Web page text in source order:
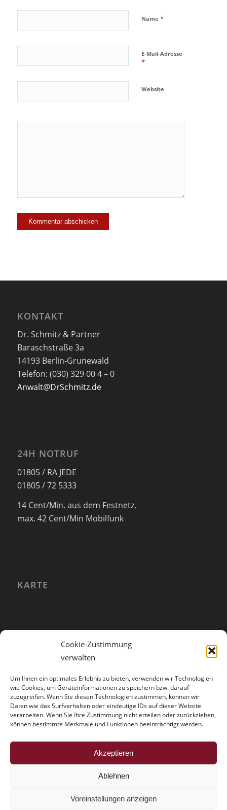
Cookie-Zustimmung
verwalten
Um Ihnen ein optimales Erlebnis zu bieten, verwenden wir Technologien
wie Cookies, um Geräteinformationen zu speichern bzw. darauf
zuzugreifen. Wenn Sie diesen Technologien zustimmen, können wir
Daten wie das Surfverhalten oder eindeutige IDs auf dieser Website
verarbeiten. Wenn Sie Ihre Zustimmung nicht erteilen oder zurückziehen,
können bestimmte Merkmale und Funktionen beeinträchtigt werden.
Akzeptieren
Ablehnen
Voreinstellungen anzeigen
Name *
E-Mail-Adresse
*
Website
KONTAKT
Dr. Schmitz & Partner
Baraschstraße 3a
14193 Berlin-Grunewald
Telefon: (030) 329 00 4 – 0
Anwalt@DrSchmitz.de
24H NOTRUF
01805 / RA JEDE
01805 / 72 5333
14 Cent/Min. aus dem Festnetz,
max. 42 Cent/Min Mobilfunk
KARTE
Der Trouble mit der Vollmacht